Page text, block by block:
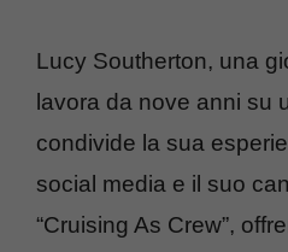
Lucy Southerton, una
lavora da nove anni su
condivide la sua
social media e il suo
“Cruising As Crew”,